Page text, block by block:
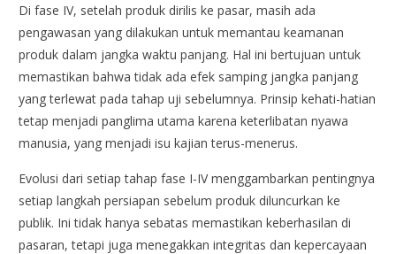
Di fase IV, setelah produk dirilis ke pasar, masih ada
pengawasan yang dilakukan untuk memantau keamanan
produk dalam jangka waktu panjang. Hal ini bertujuan untuk
memastikan bahwa tidak ada efek samping jangka panjang
yang terlewat pada tahap uji sebelumnya. Prinsip kehati-hatian
tetap menjadi panglima utama karena keterlibatan nyawa
manusia, yang menjadi isu kajian terus-menerus.
Evolusi dari setiap tahap fase I-IV menggambarkan pentingnya
setiap langkah persiapan sebelum produk diluncurkan ke
publik. Ini tidak hanya sebatas memastikan keberhasilan di
pasaran, tetapi juga menegakkan integritas dan kepercayaan